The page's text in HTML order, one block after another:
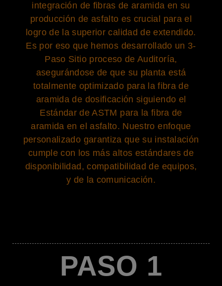
integración de fibras de aramida en su
producción de asfalto es crucial para el
logro de la superior calidad de extendido.
Es por eso que hemos desarrollado un 3-
Paso Sitio proceso de Auditoría,
asegurándose de que su planta está
totalmente optimizado para la fibra de
aramida de dosificación siguiendo el
Estándar de ASTM para la fibra de
aramida en el asfalto. Nuestro enfoque
personalizado garantiza que su instalación
cumple con los más altos estándares de
disponibilidad, compatibilidad de equipos,
y de la comunicación.
PASO 1